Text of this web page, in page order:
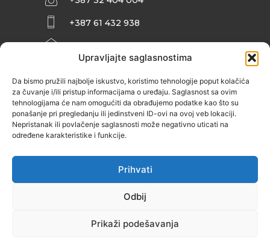
Upravljajte saglasnostima
Da bismo pružili najbolje iskustvo, koristimo tehnologije poput kolačića
za čuvanje i/ili pristup informacijama o uređaju. Saglasnost sa ovim
tehnologijama će nam omogućiti da obrađujemo podatke kao što su
ponašanje pri pregledanju ili jedinstveni ID-ovi na ovoj veb lokaciji.
Nepristanak ili povlačenje saglasnosti može negativno uticati na
određene karakteristike i funkcije.
Prihvati
Odbij
Prikaži podešavanja
+387 61 432 938
INFO@ZENIT.BA
ZENIČANKA, 3. SPRAT), 72000 ZENICA